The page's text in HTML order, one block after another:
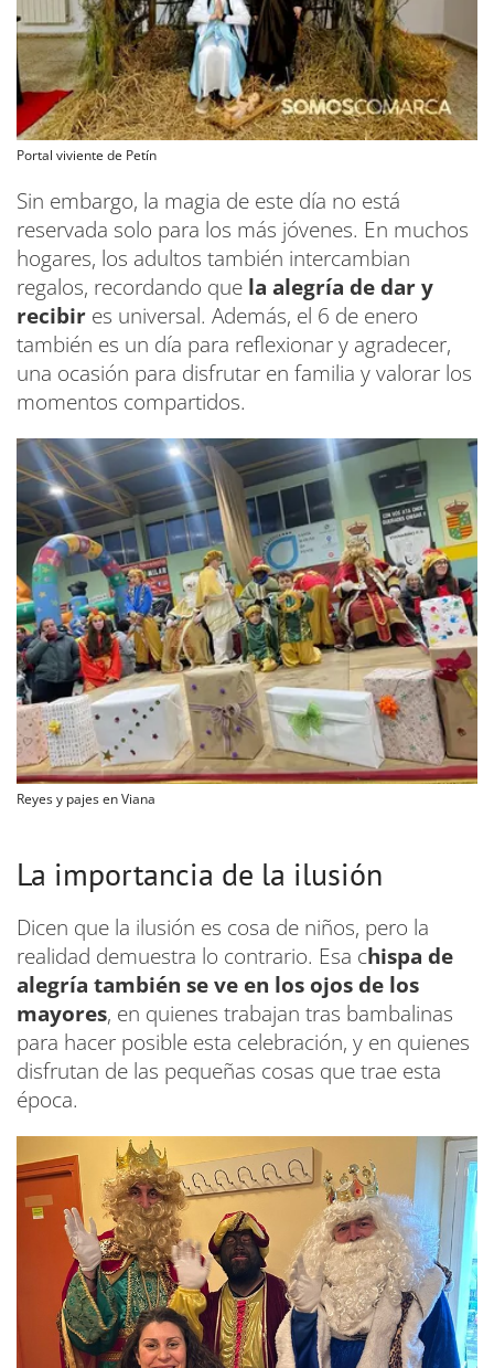
Portal viviente de Petín
Sin embargo, la magia de este día no está
reservada solo para los más jóvenes. En muchos
hogares, los adultos también intercambian
regalos, recordando que la alegría de dar y
recibir es universal. Además, el 6 de enero
también es un día para reflexionar y agradecer,
una ocasión para disfrutar en familia y valorar los
momentos compartidos.
Reyes y pajes en Viana
La importancia de la ilusión
Dicen que la ilusión es cosa de niños, pero la
realidad demuestra lo contrario. Esa chispa de
alegría también se ve en los ojos de los
mayores, en quienes trabajan tras bambalinas
para hacer posible esta celebración, y en quienes
disfrutan de las pequeñas cosas que trae esta
época.